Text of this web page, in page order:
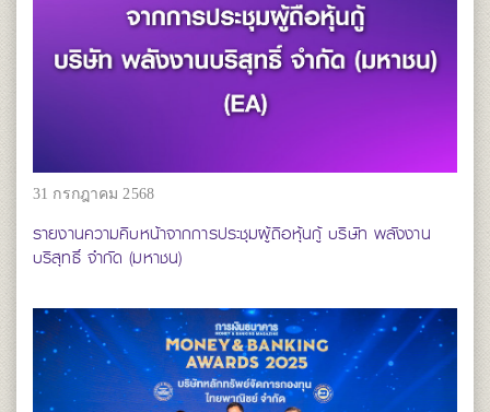
31 กรกฎาคม 2568
รายงานความคืบหน้าจากการประชุมผู้ถือหุ้นกู้ บริษัท พลังงาน
บริสุทธิ์ จำกัด (มหาชน)